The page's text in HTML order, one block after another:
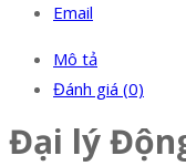
Email
Mô tả
Đánh giá (0)
Đại lý